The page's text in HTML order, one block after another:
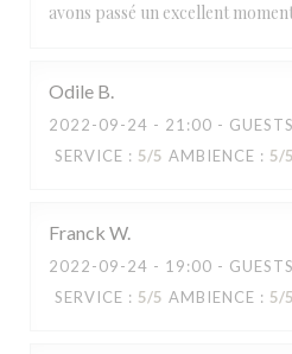
avons passé un excellent
Odile B
2022-09-24 - 21:00 -
SERVICE : 5/5 AMBIENCE : 5/5
Franck W
2022-09-24 - 19:00 -
SERVICE : 5/5 AMBIENCE : 5/5